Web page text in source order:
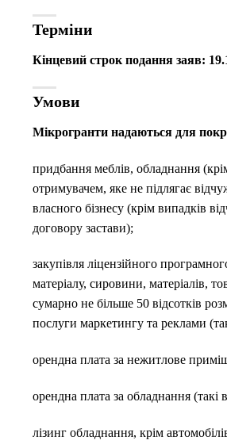
Терміни
Кінцевий строк подання заяв:
Умови
Мікрогранти надаються для
придбання меблів, обладнання
отримувачем, яке не підлягає
власного бізнесу (крім випадків
договору застави);
закупівля ліцензійного
матеріалу, сировини, матеріалів,
сумарно не більше 50 відсотків
послуги маркетингу та реклами
орендна плата за нежитлове
орендна плата за обладнання (такі
лізинг обладнання, крім